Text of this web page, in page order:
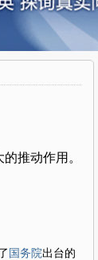
推动作用。
国务院出台的